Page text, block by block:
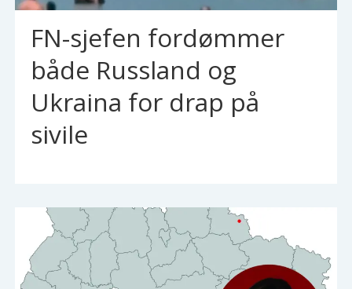
FN-sjefen fordømmer
både Russland og
Ukraina for drap på
sivile